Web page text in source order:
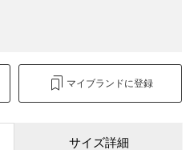
マイブランドに登録
サイズ詳細